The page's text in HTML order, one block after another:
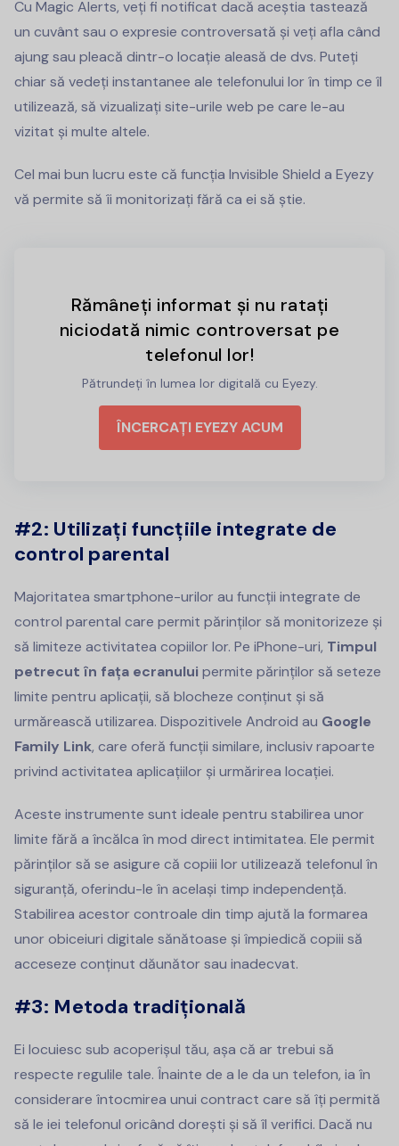
Cu Magic Alerts, veți fi notificat dacă aceștia tastează
un cuvânt sau o expresie controversată și veți afla când
ajung sau pleacă dintr-o locație aleasă de dvs. Puteți
chiar să vedeți instantanee ale telefonului lor în timp ce îl
utilizează, să vizualizați site-urile web pe care le-au
vizitat și multe altele.
Cel mai bun lucru este că funcția Invisible Shield a Eyezy
vă permite să îi monitorizați fără ca ei să știe.
Rămâneți informat și nu ratați
niciodată nimic controversat pe
telefonul lor!
Pătrundeți în lumea lor digitală cu Eyezy.
ÎNCERCAȚI EYEZY ACUM
#2: Utilizați funcțiile integrate de
control parental
Majoritatea smartphone-urilor au funcții integrate de
control parental care permit părinților să monitorizeze și
să limiteze activitatea copiilor lor. Pe iPhone-uri, Timpul
petrecut în fața ecranului permite părinților să seteze
limite pentru aplicații, să blocheze conținut și să
urmărească utilizarea. Dispozitivele Android au Google
Family Link, care oferă funcții similare, inclusiv rapoarte
privind activitatea aplicațiilor și urmărirea locației.
Aceste instrumente sunt ideale pentru stabilirea unor
limite fără a încălca în mod direct intimitatea. Ele permit
părinților să se asigure că copiii lor utilizează telefonul în
siguranță, oferindu-le în același timp independență.
Stabilirea acestor controale din timp ajută la formarea
unor obiceiuri digitale sănătoase și împiedică copiii să
acceseze conținut dăunător sau inadecvat.
#3: Metoda tradițională
Ei locuiesc sub acoperișul tău, așa că ar trebui să
respecte regulile tale. Înainte de a le da un telefon, ia în
considerare întocmirea unui contract care să îți permită
să le iei telefonul oricând dorești și să îl verifici. Dacă nu